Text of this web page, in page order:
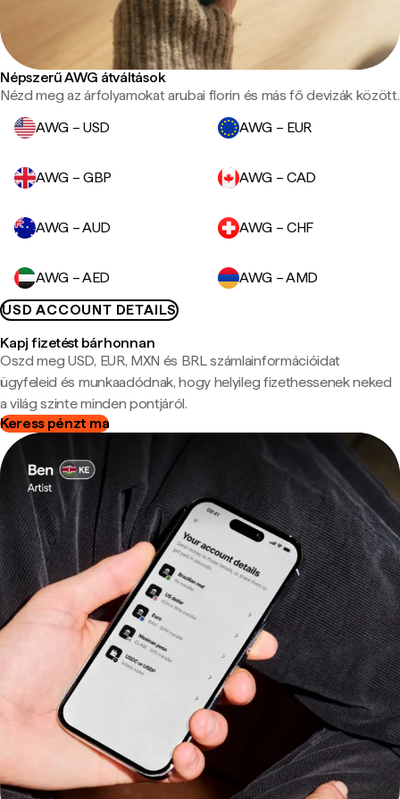
Népszerű AWG átváltások
Nézd meg az árfolyamokat arubai florin és más fő devizák között.
AWG – USD
AWG – EUR
AWG – GBP AWG – CAD
AWG – AUD AWG – CHF
AWG – AED
AWG – AMD
USD ACCOUNT DETAILS
Kapj fizetést bárhonnan
Oszd meg USD, EUR, MXN és BRL számlainformációidat
ügyfeleid és munkaadódnak, hogy helyileg fizethessenek neked
a világ szinte minden pontjáról.
Keress pénzt ma